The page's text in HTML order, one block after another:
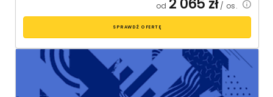
od 2 065 zł/ os.
SPRAWDŹ OFERTĘ